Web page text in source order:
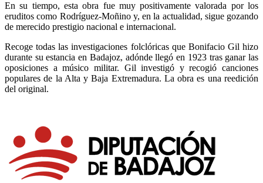
En su tiempo, esta obra fue muy positivamente valorada por los
eruditos como Rodríguez-Moñino y, en la actualidad, sigue gozando
de merecido prestigio nacional e internacional.
Recoge todas las investigaciones folclóricas que Bonifacio Gil hizo
durante su estancia en Badajoz, adónde llegó en 1923 tras ganar las
oposiciones a músico militar. Gil investigó y recogió canciones
populares de la Alta y Baja Extremadura. La obra es una reedición
del original.